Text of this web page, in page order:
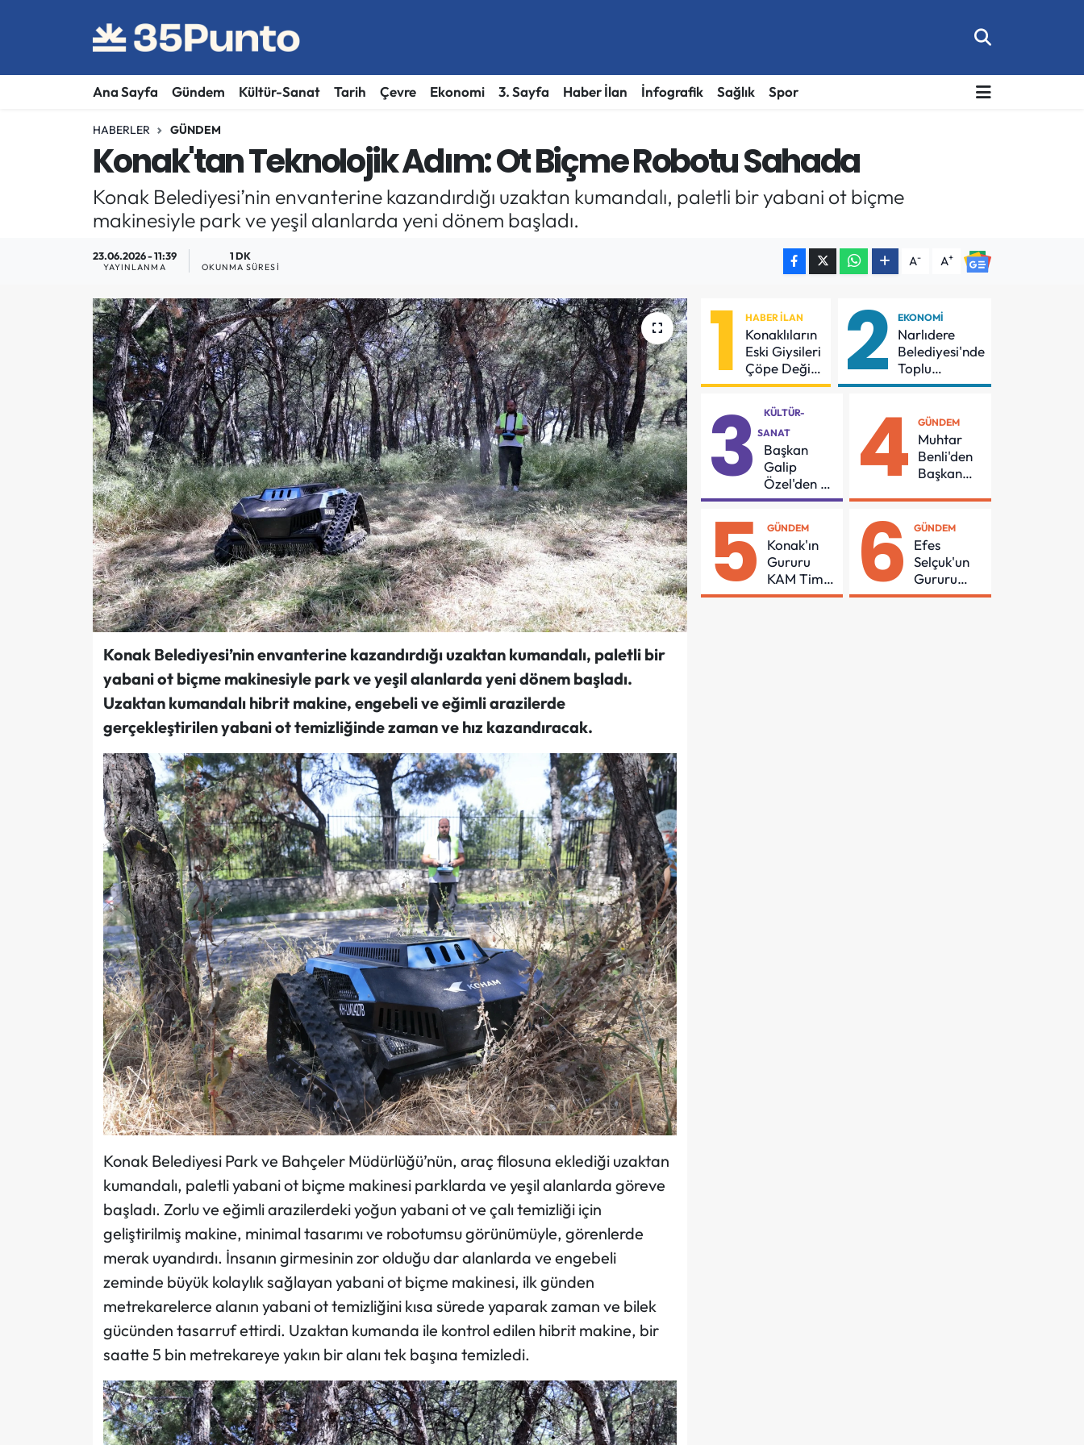
Ana Sayfa Gündem Kültür-Sanat Tarih Çevre Ekonomi 3. Sayfa Haber İlan İnfografik Sağlık Spor
HABERLER GÜNDEM
Konak'tan Teknolojik Adım: Ot Biçme Robotu Sahada
Konak Belediyesi’nin envanterine kazandırdığı uzaktan kumandalı, paletli bir yabani ot biçme
makinesiyle park ve yeşil alanlarda yeni dönem başladı.
23.06.2026 - 11:39
YAYINLANMA
1 DK
OKUNMA SÜRESI A- A+
Konak Belediyesi’nin envanterine kazandırdığı uzaktan kumandalı, paletli bir
yabani ot biçme makinesiyle park ve yeşil alanlarda yeni dönem başladı.
Uzaktan kumandalı hibrit makine, engebeli ve eğimli arazilerde
gerçekleştirilen yabani ot temizliğinde zaman ve hız kazandıracak.
Konak Belediyesi Park ve Bahçeler Müdürlüğü’nün, araç filosuna eklediği uzaktan
kumandalı, paletli yabani ot biçme makinesi parklarda ve yeşil alanlarda göreve
başladı. Zorlu ve eğimli arazilerdeki yoğun yabani ot ve çalı temizliği için
geliştirilmiş makine, minimal tasarımı ve robotumsu görünümüyle, görenlerde
merak uyandırdı. İnsanın girmesinin zor olduğu dar alanlarda ve engebeli
zeminde büyük kolaylık sağlayan yabani ot biçme makinesi, ilk günden
metrekarelerce alanın yabani ot temizliğini kısa sürede yaparak zaman ve bilek
gücünden tasarruf ettirdi. Uzaktan kumanda ile kontrol edilen hibrit makine, bir
saatte 5 bin metrekareye yakın bir alanı tek başına temizledi.
1 HABER İLAN
Konaklıların
Eski Giysileri
Çöpe Değil
Geri
Gidiyor
2 EKONOMI
Narlıdere
Belediyesi'nde
Toplu
Sözleşmeye
3
KÜLTÜR-
SANAT
Başkan
Galip
Özel'den 55
Mahalleye
Şenliği
4 GÜNDEM
Muhtar
Benli'den
Başkan
Teşekkür
5 GÜNDEM
Konak'ın
Gururu
KAM Timi
Can
6 GÜNDEM
Efes
Selçuk'un
Gururu
Emirhan